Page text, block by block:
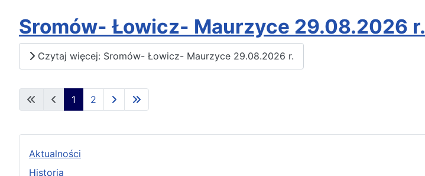
Aktualności
Historia
Sromów- Łowicz- Maurzyce 29.08.2026 r.
Czytaj więcej: Sromów- Łowicz- Maurzyce 29.08.2026 r.
1 2